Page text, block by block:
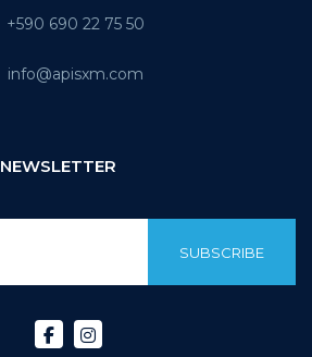
+590 690 22 75 50
info@apisxm.com
NEWSLETTER
SUBSCRIBE